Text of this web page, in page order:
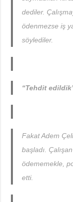
dediler.
ödenmezse iş
söylediler.
“Tehdit
Fakat Adem
başladı.
ödememekle,
etti.